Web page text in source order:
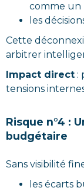
comme un
les
Cette
arbitrer
Impact direct :
tensions
Risque n°4 :
budgétaire
Sans visibilité
les écarts